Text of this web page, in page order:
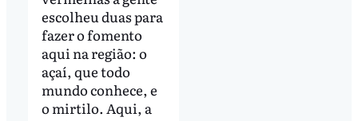
escolheu duas para
fazer o fomento
aqui na região: o
açaí, que todo
mundo conhece, e
o mirtilo. Aqui, a